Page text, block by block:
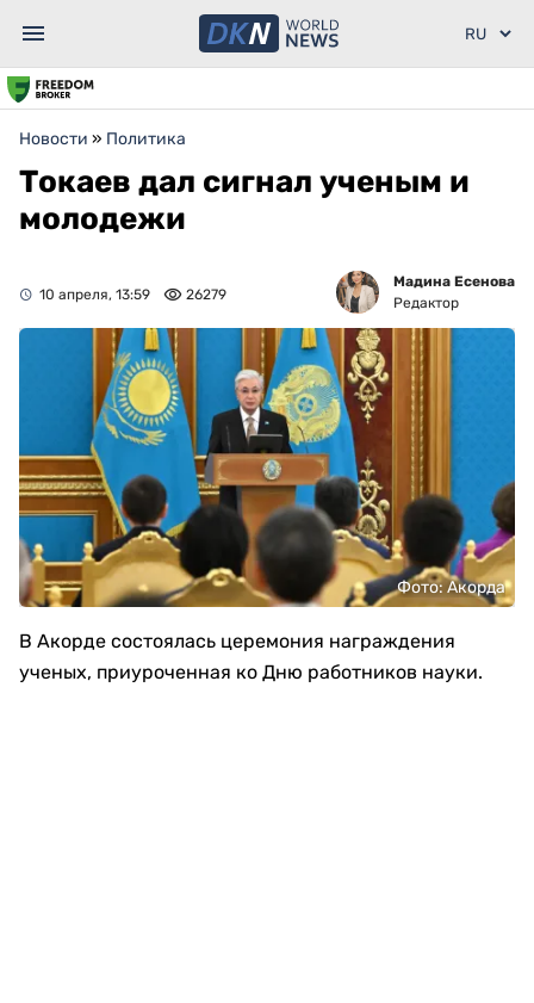
Новости » Политика
Токаев дал сигнал ученым и
молодежи
10 апреля, 13:59 26279
Мадина Есенова
Редактор
Фото: Акорда
В Акорде состоялась церемония награждения
ученых, приуроченная ко Дню работников науки.